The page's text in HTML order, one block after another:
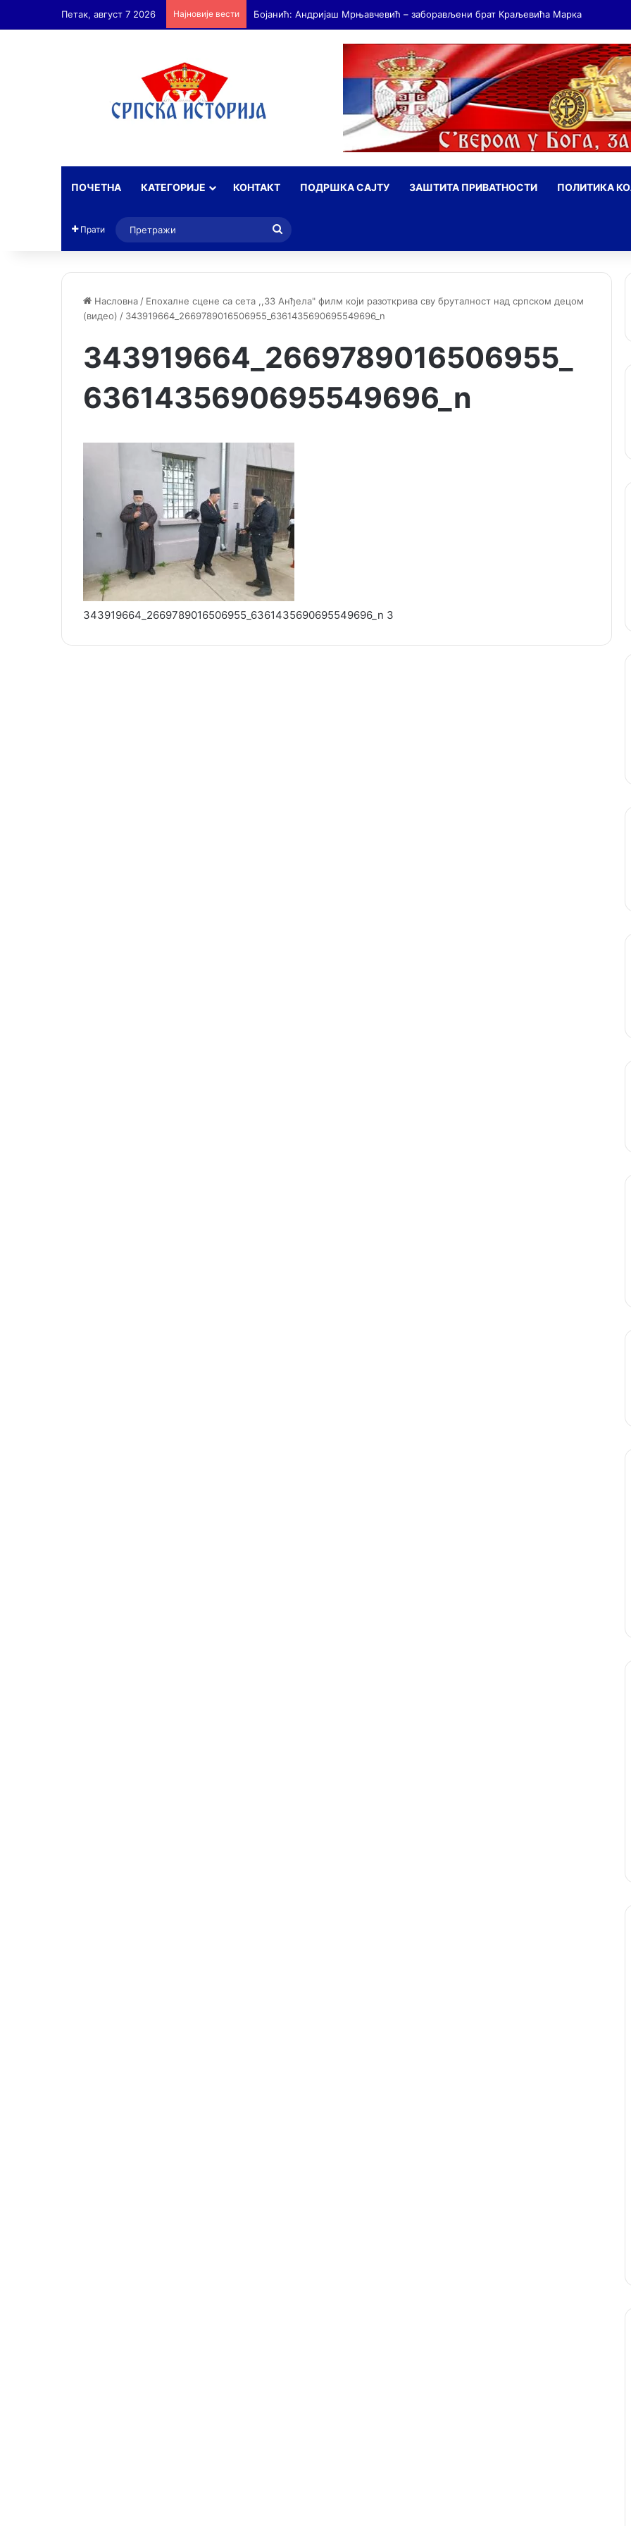
Петак, август 7 2026 Најновије вести
ПОЧЕТНА КАТЕГОРИЈЕ КОНТАКТ ПОДРШКА САЈТУ ЗАШТИТА ПРИВАТНОСТИ ПОЛИТИКА
Прати
Насловна / Епохалне сцене са сета ,,33 Анђела" филм који разоткрива сву бруталност над српском децом
(видео) / 343919664_2669789016506955_6361435690695549696_n
343919664_2669789016506955_
6361435690695549696_n
343919664_2669789016506955_6361435690695549696_n 3